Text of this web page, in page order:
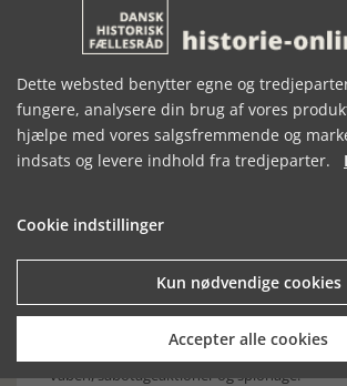
Under krigen spillede radio en særlig rolle.
søndagen på langbølge til danske lyttere.
startede alle udsendelser med. Det var andre
dem, den tysk censurerede Statsradiofoni
ikke forbudt at lytte til London. Illegale
modtagere blev benyttet af
radiomeddelelser var afgørende for forsyning
våben, sabotageaktioner og spionage.
Dette websted benytter egne og
fungere, analysere din brug af vores
hjælpe med vores salgsfremmende og
indsats og levere indhold fra tredjeparter.
Cookie indstillinger
Kun nødvendige cookies
Accepter alle cookies